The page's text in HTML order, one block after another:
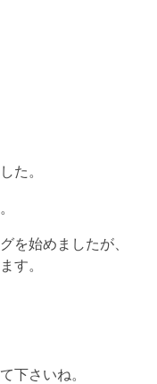
た。
を始めましたが、
す。
下さいね。